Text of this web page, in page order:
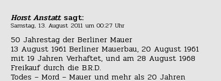
Horst Anstatt sagt:
Samstag, 13. August 2011 um 00:27 Uhr
50 Jahrestag der Berliner Mauer
13 August 1961 Berliner Mauerbau, 20 August 1961
mit 19 Jahren Verhaftet, und am 28 August 1968
Freikauf durch die B.R.D.
Todes – Mord – Mauer und mehr als 20 Jahren